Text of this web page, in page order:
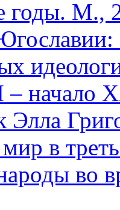
годы. М.,
начало
в
во